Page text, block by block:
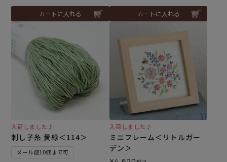
カートに入れる カートに入れる
入荷しました♪
刺し子糸 黄緑＜114＞
メール便10個まで可
入荷しました♪
ミニフレーム＜リトルガー
デン＞